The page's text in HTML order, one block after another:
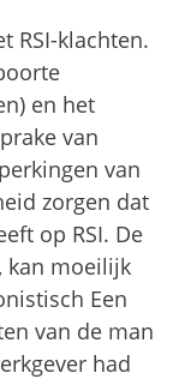
RSI-klachten.
en het
van
van
zorgen dat
op RSI. De
kan moeilijk
Een
van de man
had